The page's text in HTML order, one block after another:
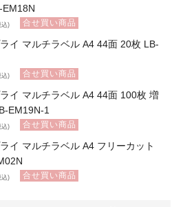
込) 合せ買い商品
イ マルチラベル A4 44面 20枚 LB-
込) 合せ買い商品
イ マルチラベル A4 44面 100枚 増
EM19N-1
込) 合せ買い商品
イ マルチラベル A4 フリーカット
込) 合せ買い商品